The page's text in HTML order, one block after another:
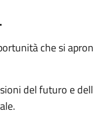
che si
del futuro e